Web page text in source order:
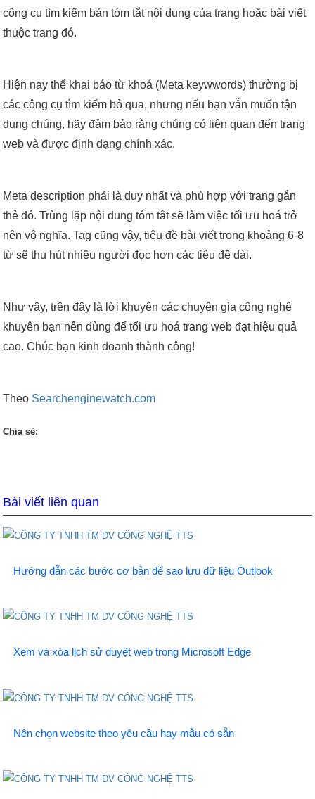
công cụ tìm kiếm bản tóm tắt nội dung của trang hoặc bài viết
thuộc trang đó.
Hiện nay thể khai báo từ khoá (Meta keywwords) thường bị
các công cụ tìm kiếm bỏ qua, nhưng nếu bạn vẫn muốn tận
dụng chúng, hãy đảm bảo rằng chúng có liên quan đến trang
web và được định dạng chính xác.
Meta description phải là duy nhất và phù hợp với trang gắn
thẻ đó. Trùng lặp nội dung tóm tắt sẽ làm việc tối ưu hoá trở
nên vô nghĩa. Tag cũng vậy, tiêu đề bài viết trong khoảng 6-8
từ sẽ thu hút nhiều người đọc hơn các tiêu đề dài.
Như vậy, trên đây là lời khuyên các chuyên gia công nghệ
khuyên bạn nên dùng để tối ưu hoá trang web đạt hiệu quả
cao. Chúc bạn kinh doanh thành công!
Theo Searchenginewatch.com
Chia sẻ:
Bài viết liên quan
Hướng dẫn các bước cơ bản để sao lưu dữ liệu Outlook
Xem và xóa lịch sử duyệt web trong Microsoft Edge
Nên chọn website theo yêu cầu hay mẫu có sẵn